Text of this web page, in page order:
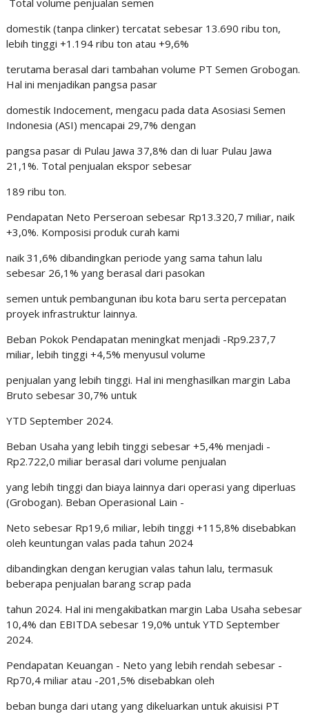
Total volume penjualan semen
domestik (tanpa clinker) tercatat sebesar 13.690 ribu ton,
lebih tinggi +1.194 ribu ton atau +9,6%
terutama berasal dari tambahan volume PT Semen Grobogan.
Hal ini menjadikan pangsa pasar
domestik Indocement, mengacu pada data Asosiasi Semen
Indonesia (ASI) mencapai 29,7% dengan
pangsa pasar di Pulau Jawa 37,8% dan di luar Pulau Jawa
21,1%. Total penjualan ekspor sebesar
189 ribu ton.
Pendapatan Neto Perseroan sebesar Rp13.320,7 miliar, naik
+3,0%. Komposisi produk curah kami
naik 31,6% dibandingkan periode yang sama tahun lalu
sebesar 26,1% yang berasal dari pasokan
semen untuk pembangunan ibu kota baru serta percepatan
proyek infrastruktur lainnya.
Beban Pokok Pendapatan meningkat menjadi -Rp9.237,7
miliar, lebih tinggi +4,5% menyusul volume
penjualan yang lebih tinggi. Hal ini menghasilkan margin Laba
Bruto sebesar 30,7% untuk
YTD September 2024.
Beban Usaha yang lebih tinggi sebesar +5,4% menjadi -
Rp2.722,0 miliar berasal dari volume penjualan
yang lebih tinggi dan biaya lainnya dari operasi yang diperluas
(Grobogan). Beban Operasional Lain -
Neto sebesar Rp19,6 miliar, lebih tinggi +115,8% disebabkan
oleh keuntungan valas pada tahun 2024
dibandingkan dengan kerugian valas tahun lalu, termasuk
beberapa penjualan barang scrap pada
tahun 2024. Hal ini mengakibatkan margin Laba Usaha sebesar
10,4% dan EBITDA sebesar 19,0% untuk YTD September
2024.
Pendapatan Keuangan - Neto yang lebih rendah sebesar -
Rp70,4 miliar atau -201,5% disebabkan oleh
beban bunga dari utang yang dikeluarkan untuk akuisisi PT